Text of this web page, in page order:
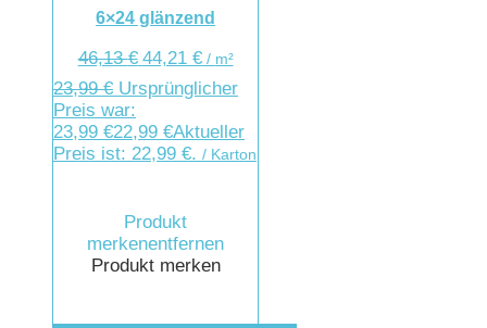
6×24 glänzend
46,13€ 44,21 €/ m²
23,99€ Ursprünglicher
Preis war:
23,99 €22,99 €Aktueller
Preis ist: 22,99 €. / Karton
Produkt
merkenentfernen
Produkt merken